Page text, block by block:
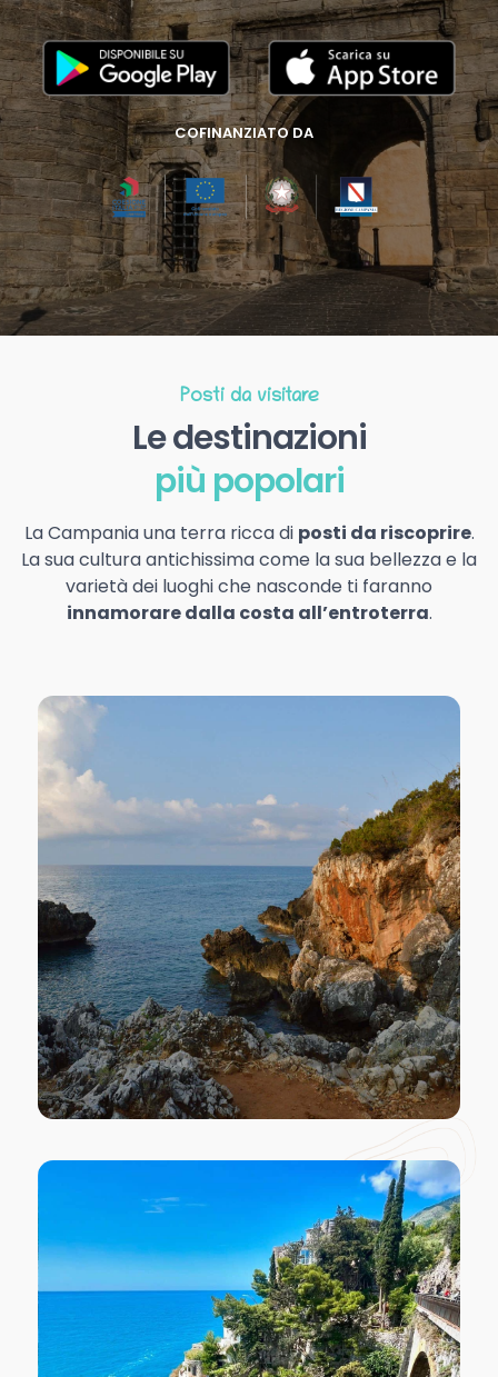
COFINANZIATO DA
Posti da visitare
Le destinazioni
più popolari
La Campania una terra ricca di posti da riscoprire.
La sua cultura antichissima come la sua bellezza e la
varietà dei luoghi che nasconde ti faranno
innamorare dalla costa all’entroterra.